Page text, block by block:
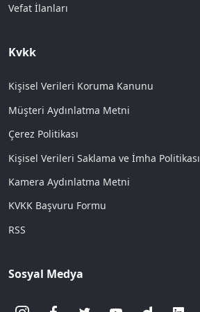
Vefat İlanları
Kvkk
Kişisel Verileri Koruma Kanunu
Müşteri Aydınlatma Metni
Çerez Politikası
Kişisel Verileri Saklama ve İmha Politikası
Kamera Aydınlatma Metni
KVKK Başvuru Formu
RSS
Sosyal Medya